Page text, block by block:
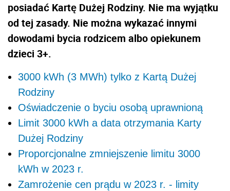
posiadać Kartę Dużej Rodziny. Nie ma wyjątku
od tej zasady. Nie można wykazać innymi
dowodami bycia rodzicem albo opiekunem
dzieci 3+.
3000 kWh (3 MWh) tylko z Kartą Dużej
Rodziny
Oświadczenie o byciu osobą uprawnioną
Limit 3000 kWh a data otrzymania Karty
Dużej Rodziny
Proporcjonalne zmniejszenie limitu 3000
kWh w 2023 r.
Zamrożenie cen prądu w 2023 r. - limity